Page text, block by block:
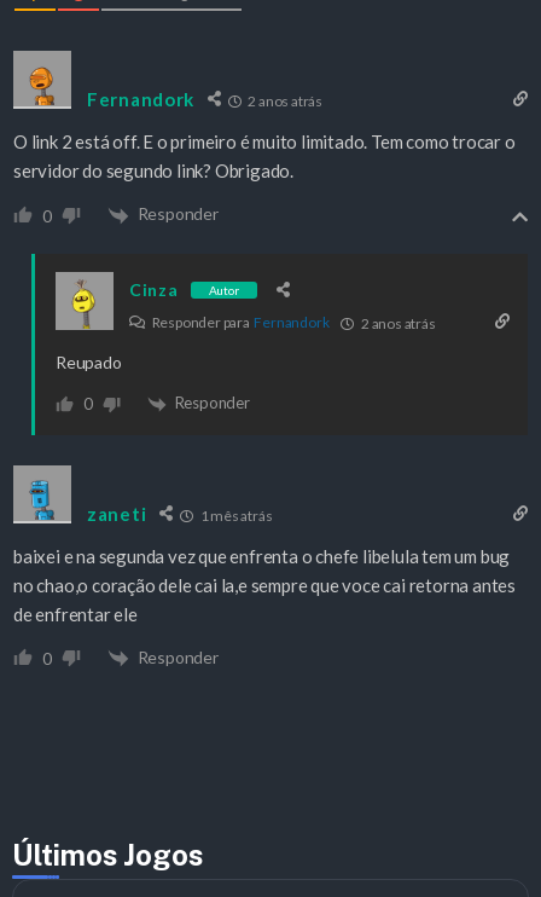
Fernandork 2 anos atrás
O link 2 está off. E o primeiro é muito limitado. Tem como trocar o
servidor do segundo link? Obrigado.
0 Responder
Cinza Autor
Responder para Fernandork 2 anos atrás
Reupado
0 Responder
zaneti 1 mês atrás
baixei e na segunda vez que enfrenta o chefe libelula tem um bug
no chao,o coração dele cai la,e sempre que voce cai retorna antes
de enfrentar ele
0 Responder
Últimos Jogos